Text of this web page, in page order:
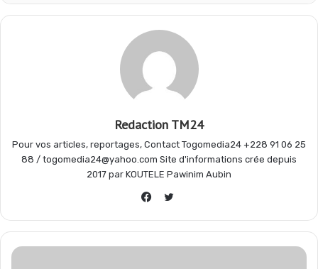
o A r
a
g
Redaction TM24
Pour vos articles, reportages, Contact Togomedia24 +228 91 06 25
88 / togomedia24@yahoo.com Site d'informations crée depuis
2017 par KOUTELE Pawinim Aubin
Twitter